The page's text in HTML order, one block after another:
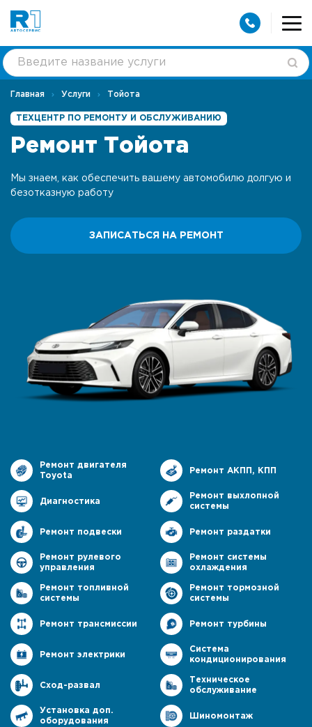
Главная Услуги Тойота
ТЕХЦЕНТР ПО РЕМОНТУ И ОБСЛУЖИВАНИЮ
Ремонт Тойота
Мы знаем, как обеспечить вашему автомобилю долгую и
безотказную работу
ЗАПИСАТЬСЯ НА РЕМОНТ
Ремонт двигателя
Toyota
Ремонт АКПП, КПП
Диагностика
Ремонт выхлопной
системы
Ремонт подвески Ремонт раздатки
Ремонт рулевого
управления
Ремонт системы
охлаждения
Ремонт топливной
системы
Ремонт тормозной
системы
Ремонт трансмиссии Ремонт турбины
Ремонт электрики
Система
кондиционирования
Сход-развал
Техническое
обслуживание
Установка доп.
оборудования
Шиномонтаж